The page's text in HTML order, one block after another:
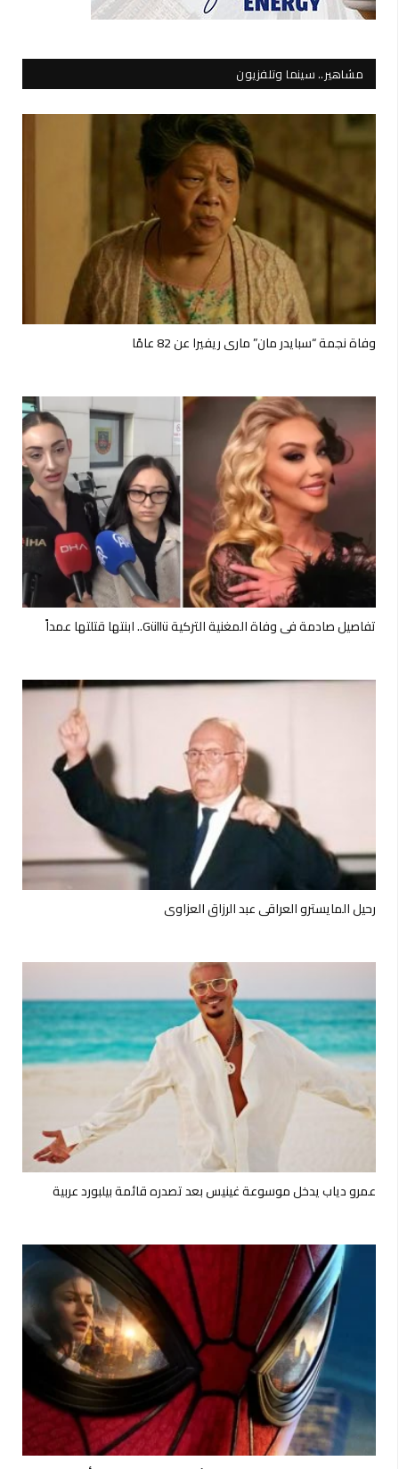
مشاهير.. سينما وتلفزيون
وفاة نجمة “سبايدر مان” ماري ريفيرا عن 82 عامًا
تفاصيل صادمة في وفاة المغنية التركية Güllü.. ابنتها قتلتها عمداً
رحيل المايسترو العراقي عبد الرزاق العزاوي
عمرو دياب يدخل موسوعة غينيس بعد تصدره قائمة بيلبورد عربية